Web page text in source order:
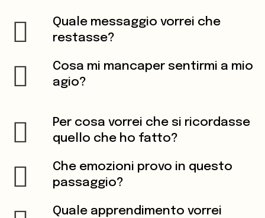
Quale messaggio vorrei che
restasse?
Cosa mi mancaper sentirmi a mio
agio?
Per cosa vorrei che si ricordasse
quello che ho fatto?
Che emozioni provo in questo
passaggio?
Quale apprendimento vorrei